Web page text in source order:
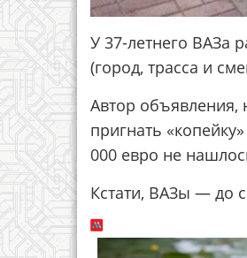
У 37-летнего ВАЗа
(город, трасса и
Автор объявления,
пригнать
000 евро не
Кстати, ВАЗы — до